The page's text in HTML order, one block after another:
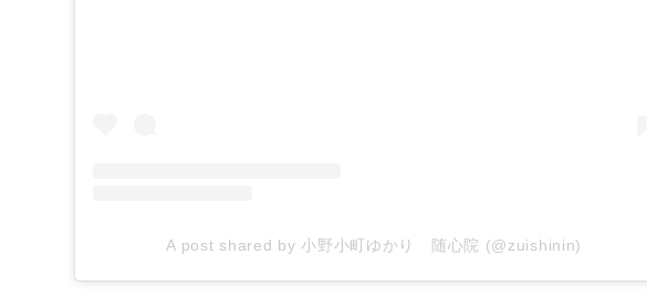
A post shared by 小野小町ゆかり 随心院 (@zuishinin)